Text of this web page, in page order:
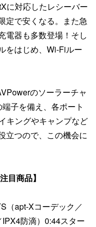
に対応したレシーバー
定で安くなる。また急
電器も多数登場！そし
をはじめ、Wi-Fiルー
のソーラーチャ
子を備え、各ポート
キングやキャンプなど
立つので、この機会に
目商品】
apt-Xコーデック／
防滴）0:44スター